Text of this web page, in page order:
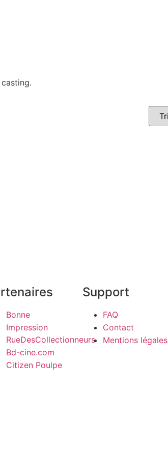
Bonne
Impression
RueDesCollectionneurs
Bd-cine.com
Citizen Poulpe
Support
FAQ
Contact
Mentions légales